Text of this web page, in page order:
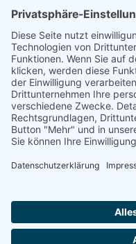
Förderung
© 1987 – 2025
Storchenhof Loburg e.V.
Alle Rechte vorbehalten.
Cookie-Einstellungen
Navigation überspringen
Impressum
Haftungsausschluss
Facebook